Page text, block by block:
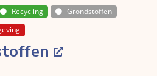
Recycling
Grondstoffen